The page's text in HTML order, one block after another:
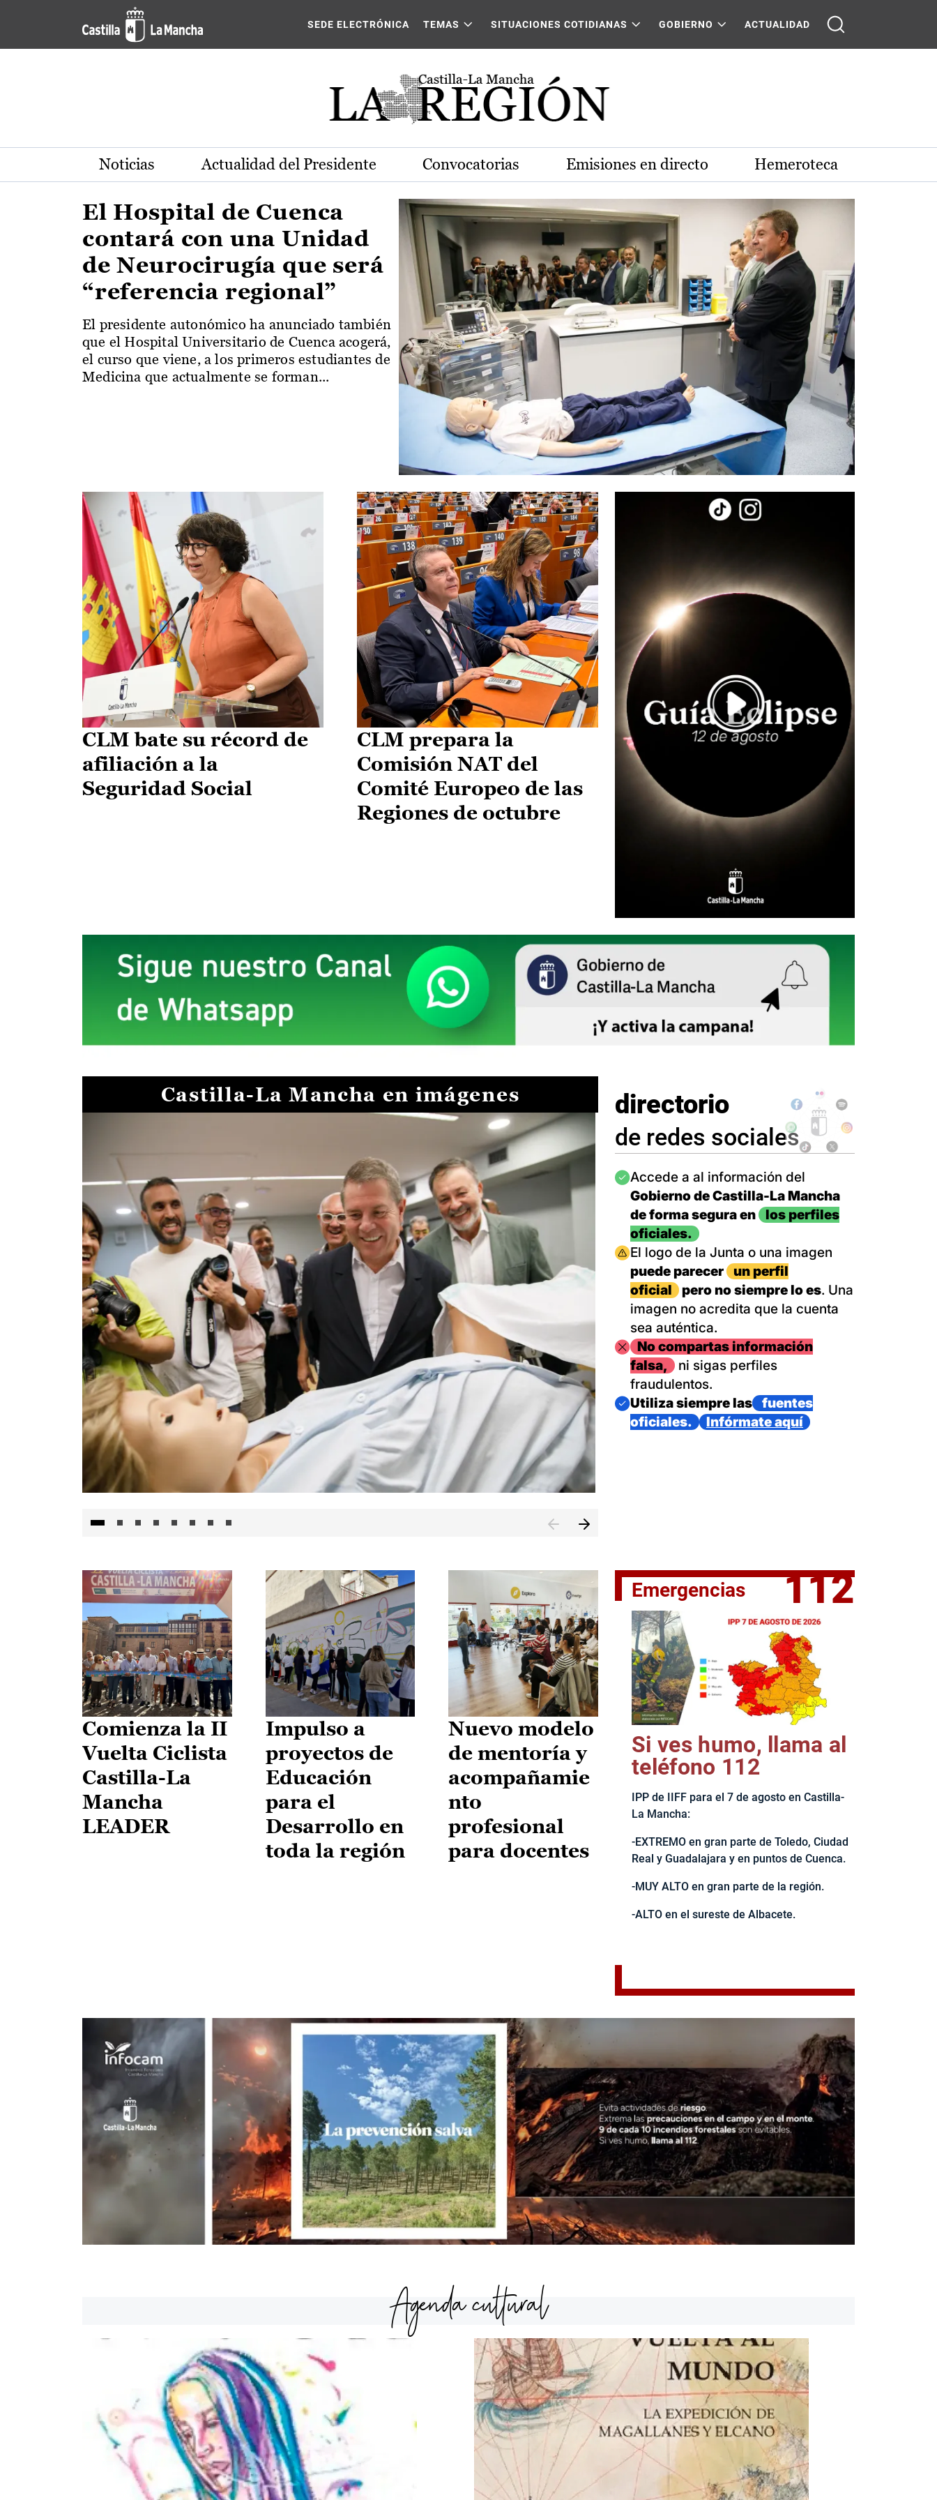
Pasar al contenido principal
Actualidad de la región de Castilla-La Mancha
SEDE ELECTRÓNICA TEMAS SITUACIONES COTIDIANAS GOBIERNO ACTUALIDAD
Noticias Actualidad del Presidente Convocatorias Emisiones en directo Hemeroteca
El Hospital de Cuenca
contará con una Unidad
de Neurocirugía que será
“referencia regional”
El presidente autonómico ha anunciado también
que el Hospital Universitario de Cuenca acogerá,
el curso que viene, a los primeros estudiantes de
Medicina que actualmente se forman...
CLM bate su récord de
afiliación a la
Seguridad Social
CLM prepara la
Comisión NAT del
Comité Europeo de las
Regiones de octubre
Castilla-La Mancha en imágenes
El jefe del Ejecutivo castellanomanchego, Emiliano García-
directorio
de redes sociales
Imagen
Accede a al información del
Gobierno de Castilla-La Mancha
de forma segura en
los perfiles
oficiales.
Imagen
El logo de la Junta o una imagen
puede parecer
un perfil
oficial
pero no siempre lo es. Una
imagen no acredita que la cuenta
sea auténtica.
ImagenNo compartas información
falsa,
ni sigas perfiles
fraudulentos.
Imagen
Utiliza siempre las
fuentes
oficiales.
Infórmate aquí
Comienza la II
Vuelta Ciclista
Castilla-La
Mancha
LEADER
Impulso a
proyectos de
Educación
para el
Desarrollo en
toda la región
Nuevo modelo
de mentoría y
acompañamie
nto
profesional
para docentes
Emergencias 112
Si ves humo, llama al
teléfono 112
IPP de IIFF para el 7 de agosto en Castilla-
La Mancha:
-EXTREMO en gran parte de Toledo, Ciudad
Real y Guadalajara y en puntos de Cuenca.
-MUY ALTO en gran parte de la región.
-ALTO en el sureste de Albacete.
Agenda cultural